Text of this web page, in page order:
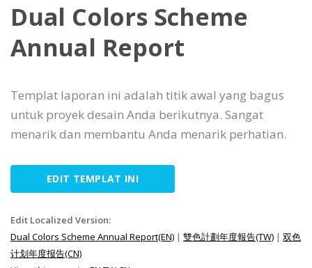
Dual Colors Scheme
Annual Report
Templat laporan ini adalah titik awal yang bagus
untuk proyek desain Anda berikutnya. Sangat
menarik dan membantu Anda menarik perhatian.
EDIT TEMPLAT INI
Edit Localized Version:
Dual Colors Scheme Annual Report(EN) | 雙色計劃年度報告(TW) | 双色
计划年度报告(CN)